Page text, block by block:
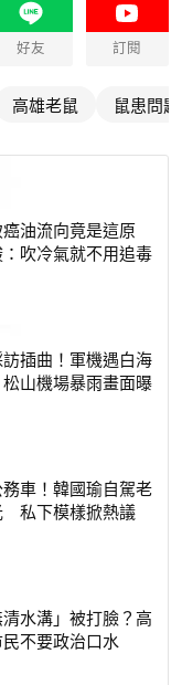
好友 訂閱
高雄老鼠 鼠患問題
油流向竟是這原
吹冷氣就不用追毒
插曲！軍機遇白海
山機場暴雨畫面曝
車！韓國瑜自駕老
私下模樣掀熱議
水溝」被打臉？高
不要政治口水